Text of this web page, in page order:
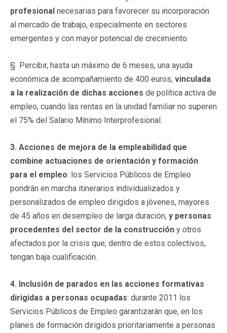
profesional necesarias para favorecer su incorporación
al mercado de trabajo, especialmente en sectores
emergentes y con mayor potencial de crecimiento.
§ Percibir, hasta un máximo de 6 meses, una ayuda
económica de acompañamiento de 400 euros, vinculada
a la realización de dichas acciones de política activa de
empleo, cuando las rentas en la unidad familiar no superen
el 75% del Salario Mínimo Interprofesional.
3. Acciones de mejora de la empleabilidad que
combine actuaciones de orientación y formación
para el empleo: los Servicios Públicos de Empleo
pondrán en marcha itinerarios individualizados y
personalizados de empleo dirigidos a jóvenes, mayores
de 45 años en desempleo de larga duración, y personas
procedentes del sector de la construcción y otros
afectados por la crisis que, dentro de estos colectivos,
tengan baja cualificación.
4. Inclusión de parados en las acciones formativas
dirigidas a personas ocupadas: durante 2011 los
Servicios Públicos de Empleo garantizarán que, en los
planes de formación dirigidos prioritariamente a personas